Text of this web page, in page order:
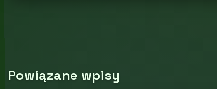
Powiązane wpisy